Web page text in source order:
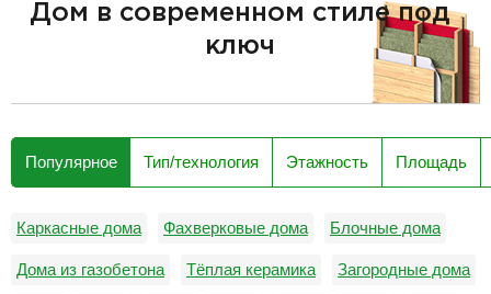
Дом в современном стиле под
ключ
Популярное Тип/технология Этажность Площадь
Каркасные дома Фахверковые дома Блочные дома
Дома из газобетона Тёплая керамика Загородные дома